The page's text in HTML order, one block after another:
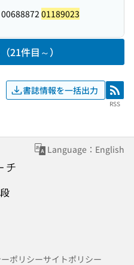
01189023
21件目～）
書誌情報を一括出力 RSS
RSS
Language：English
ポリシーサイトポリシー